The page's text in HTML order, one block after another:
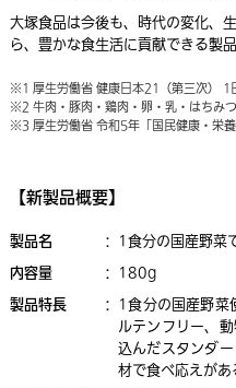
大塚食品は今後も、時代の変化、
ら、豊かな食生活に貢献できる製
※1 厚生労働省 健康日本21（第三次） 1
※2 牛肉・豚肉・鶏肉・卵・乳・はちみ
※3 厚生労働省 令和5年「国民健康・栄
【新製品概要】
製品名 ： 1食分の国産野菜
内容量 ： 180g
製品特長 ： 1食分の国産野
ルテンフリー、
込んだスタンダ
材で食べ応えがあ